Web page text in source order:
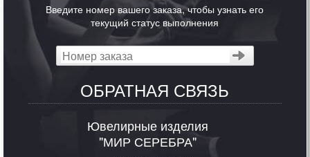
Введите номер вашего заказа, чтобы узнать его
текущий статус выполнения
ОБРАТНАЯ СВЯЗЬ
Ювелирные изделия
"МИР СЕРЕБРА"